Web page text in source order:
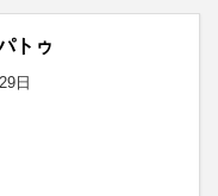
トゥ
日